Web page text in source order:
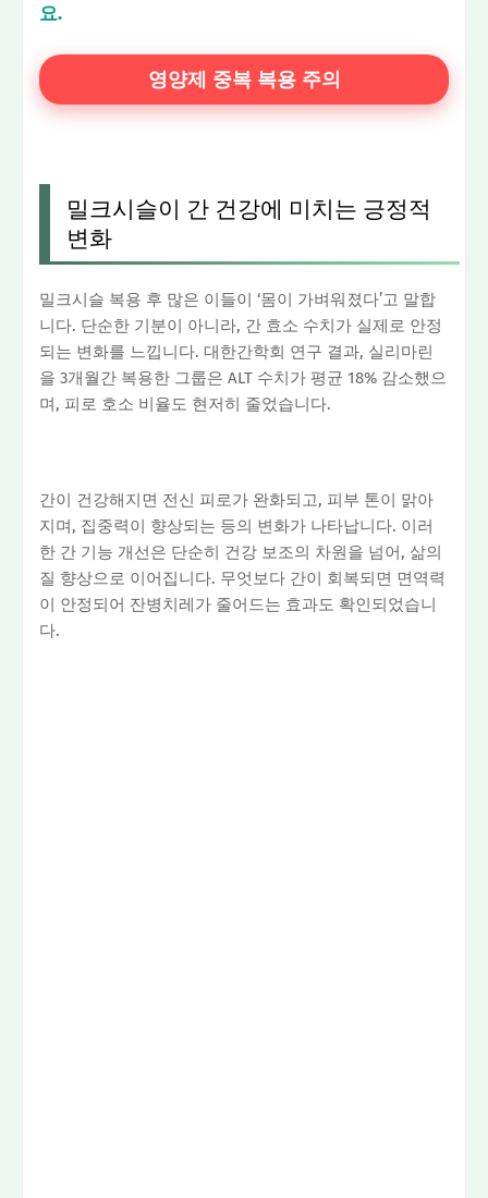
요.
영양제 중복 복용 주의
밀크시슬이 간 건강에 미치는 긍정적
변화
밀크시슬 복용 후 많은 이들이 ‘몸이 가벼워졌다’고 말합
니다. 단순한 기분이 아니라, 간 효소 수치가 실제로 안정
되는 변화를 느낍니다. 대한간학회 연구 결과, 실리마린
을 3개월간 복용한 그룹은 ALT 수치가 평균 18% 감소했으
며, 피로 호소 비율도 현저히 줄었습니다.
간이 건강해지면 전신 피로가 완화되고, 피부 톤이 맑아
지며, 집중력이 향상되는 등의 변화가 나타납니다. 이러
한 간 기능 개선은 단순히 건강 보조의 차원을 넘어, 삶의
질 향상으로 이어집니다. 무엇보다 간이 회복되면 면역력
이 안정되어 잔병치레가 줄어드는 효과도 확인되었습니
다.